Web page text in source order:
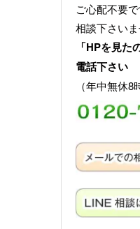
ご心配不要
相談下さいま
「HPを見
電話下さい
（年中無休8